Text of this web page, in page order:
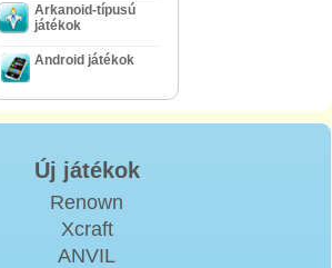
Arkanoid-típusú
játékok
Android játékok
Új játékok
Renown
Xcraft
ANVIL